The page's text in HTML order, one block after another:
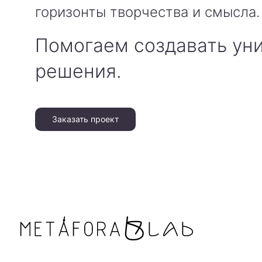
горизонты творчества и смысла.
Помогаем создавать
решения.
Заказать проект